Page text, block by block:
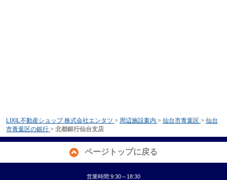
LIXIL不動産ショップ 株式会社エンタツ > 周辺施設案内 > 仙台市青葉区 > 仙台
市青葉区の銀行 > 北都銀行仙台支店
ページトップに戻る
営業時間:9:30～18:30